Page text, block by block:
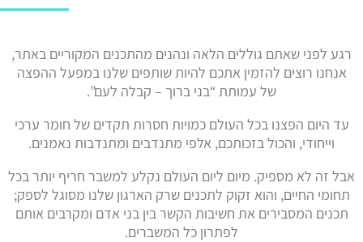
רגע לפני שאתם גוללים הלאה ונהנים מהתכנים המקוריים באתר,
אנחנו רוצים להזמין אתכם להיות שותפים שלנו במפעל ההפצה
של עמותת “בני ברוך – קבלה לעם”.
עד היום הפצנו בכל העולם כמויות חסרות תקדים של חומר ערכי
וייחודי, והכול בזכותכם, אלפי מתנדבים ומתנדבות נאמנים.
אבל זה לא מספיק. מיום ליום העולם נקלע למשבר חריף יותר בכל
תחומי החיים, והוא זקוק לתכנים שרק הארגון שלנו מסוגל לספק;
תכנים המסבירים את חשיבות הקשר בין בני אדם ומקרבים אותם
לפתרון כל המשברים.